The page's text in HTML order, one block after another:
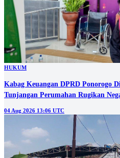
HUKUM
Kabag Keuangan DPRD Ponorogo
Tunjangan Perumahan Rugikan
04 Aug 2026 13:06 UTC